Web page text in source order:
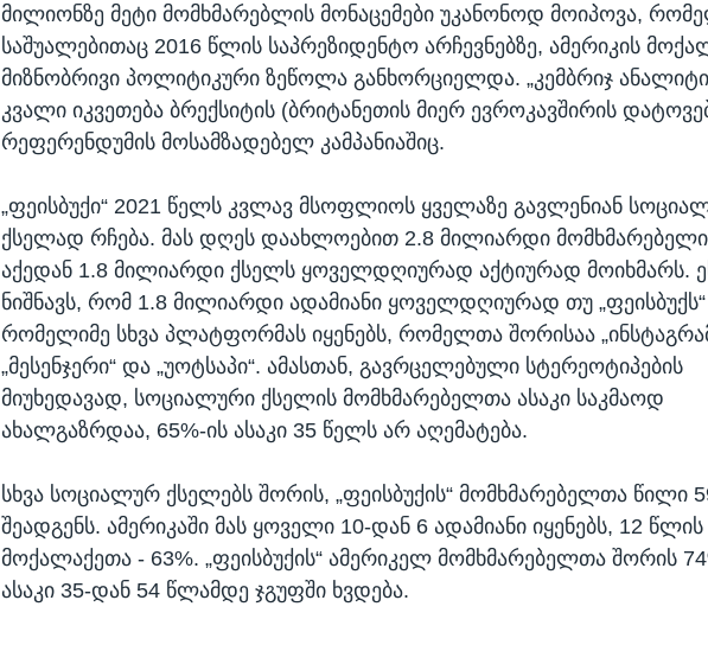
მილიონზე მეტი მომხმარებლის მონაცემები უკანონოდ მოიპოვა,
საშუალებითაც 2016 წლის საპრეზიდენტო არჩევნებზე, ამერიკის
მიზნობრივი პოლიტიკური ზეწოლა განხორციელდა. „კემბრიჯ
კვალი იკვეთება ბრექსიტის (ბრიტანეთის მიერ ევროკავშირის
რეფერენდუმის მოსამზადებელ კამპანიაშიც.
„ფეისბუქი“ 2021 წელს კვლავ მსოფლიოს ყველაზე გავლენიან
ქსელად რჩება. მას დღეს დაახლოებით 2.8 მილიარდი მომხმარებელი
აქედან 1.8 მილიარდი ქსელს ყოველდღიურად აქტიურად მოიხმარს.
ნიშნავს, რომ 1.8 მილიარდი ადამიანი ყოველდღიურად თუ „ფეისბუქს“
რომელიმე სხვა პლატფორმას იყენებს, რომელთა შორისაა
„მესენჯერი“ და „უოტსაპი“. ამასთან, გავრცელებული სტერეოტიპების
მიუხედავად, სოციალური ქსელის მომხმარებელთა ასაკი საკმაოდ
ახალგაზრდაა, 65%-ის ასაკი 35 წელს არ აღემატება.
სხვა სოციალურ ქსელებს შორის, „ფეისბუქის“ მომხმარებელთა წილი
შეადგენს. ამერიკაში მას ყოველი 10-დან 6 ადამიანი იყენებს, 12
მოქალაქეთა - 63%. „ფეისბუქის“ ამერიკელ მომხმარებელთა შორის
ასაკი 35-დან 54 წლამდე ჯგუფში ხვდება.